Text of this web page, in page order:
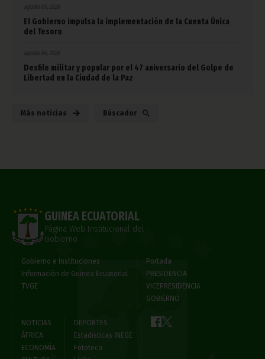
agosto 05, 2026
El Gobierno impulsa la implementación de la Cuenta Única
del Tesoro
agosto 04, 2026
Desfile militar y popular por el 47 aniversario del Golpe de
Libertad en la Ciudad de la Paz
Más noticias Búscador
GUINEA ECUATORIAL
Página Web Institucional del
Gobierno
Gobierno e Instituciones
Información de Guinea Ecuatorial
TVGE
Portada
PRESIDENCIA
VICEPRESIDENCIA
GOBIERNO
NOTICIAS
ÁFRICA
ECONOMÍA
DEPORTES
Estadísticas INEGE
Fototeca